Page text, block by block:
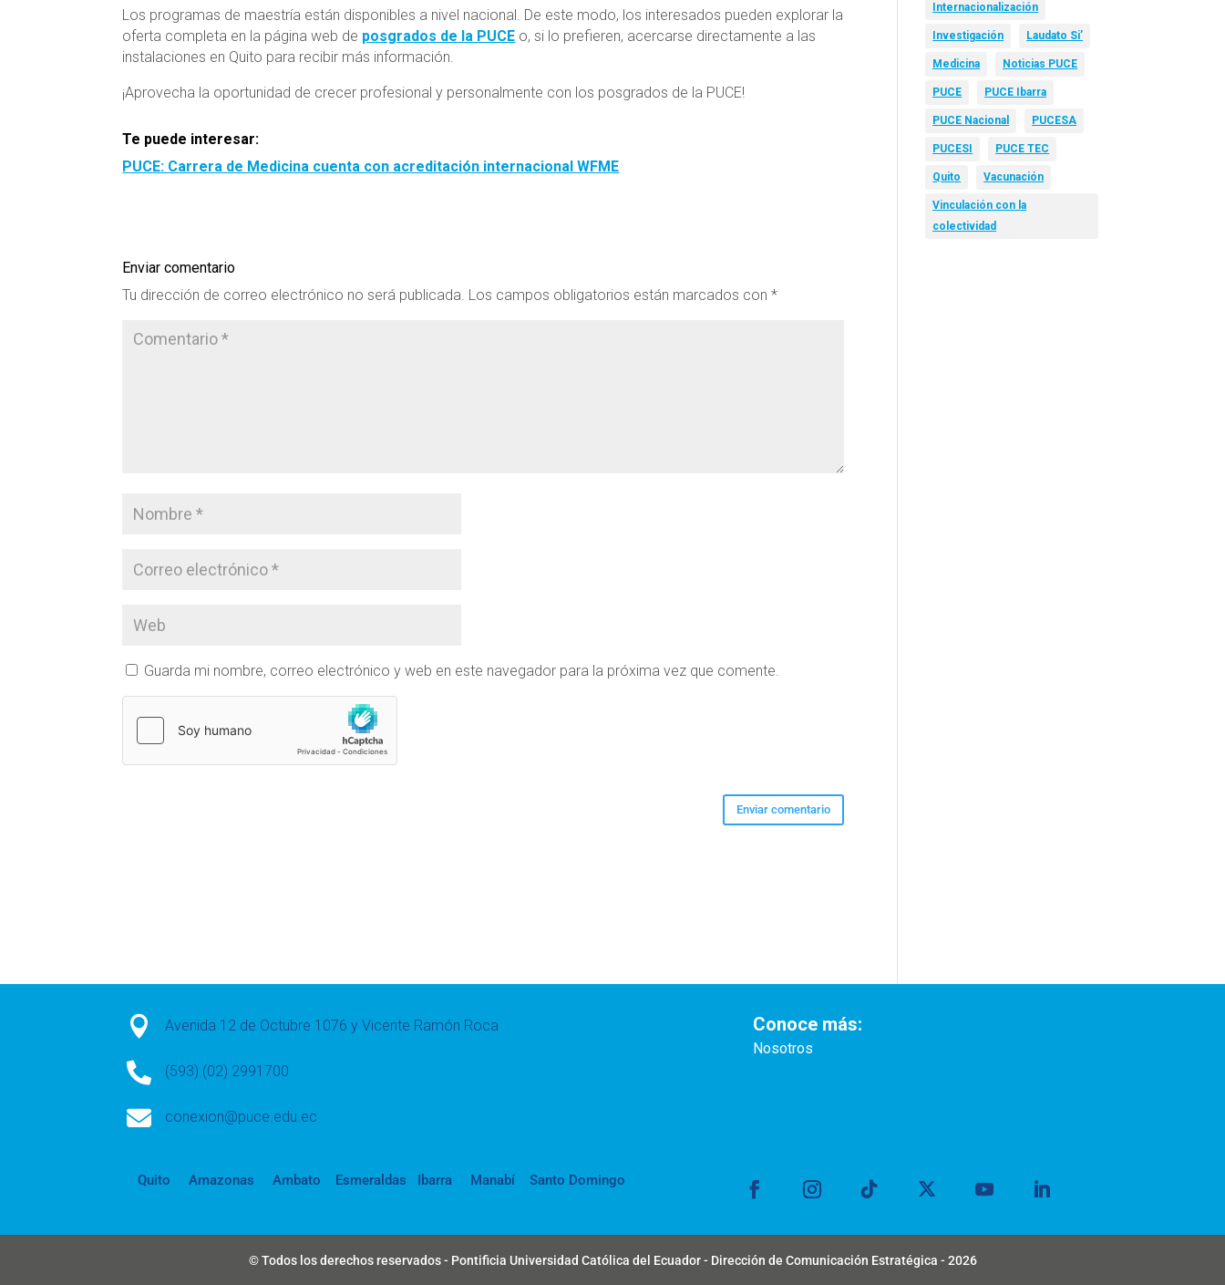
Los programas de maestría están disponibles a nivel nacional. De este modo, los interesados pueden explorar la
oferta completa en la página web de posgrados de la PUCE o, si lo prefieren, acercarse directamente a las
instalaciones en Quito para recibir más información.
¡Aprovecha la oportunidad de crecer profesional y personalmente con los posgrados de la PUCE!
Te puede interesar:
PUCE: Carrera de Medicina cuenta con acreditación internacional WFME
Enviar comentario
Tu dirección de correo electrónico no será publicada. Los campos obligatorios están marcados con*
Guarda mi nombre, correo electrónico y web en este navegador para la próxima vez que comente.
Internacionalización
Investigación Laudato Si’
Medicina Noticias PUCE
PUCE PUCE Ibarra
PUCE Nacional PUCESA
PUCESI PUCE TEC
Quito Vacunación
Vinculación con la
colectividad
 Avenida 12 de Octubre 1076 y Vicente Ramón Roca
 (593) (02) 2991700
 conexion@puce.edu.ec
Conoce más:
Nosotros
Quito Amazonas Ambato Esmeraldas Ibarra Manabí Santo Domingo
© Todos los derechos reservados - Pontificia Universidad Católica del Ecuador - Dirección de Comunicación Estratégica - 2026